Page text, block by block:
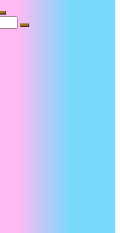
Suche
Suche